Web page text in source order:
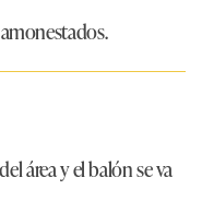
área y el balón se va